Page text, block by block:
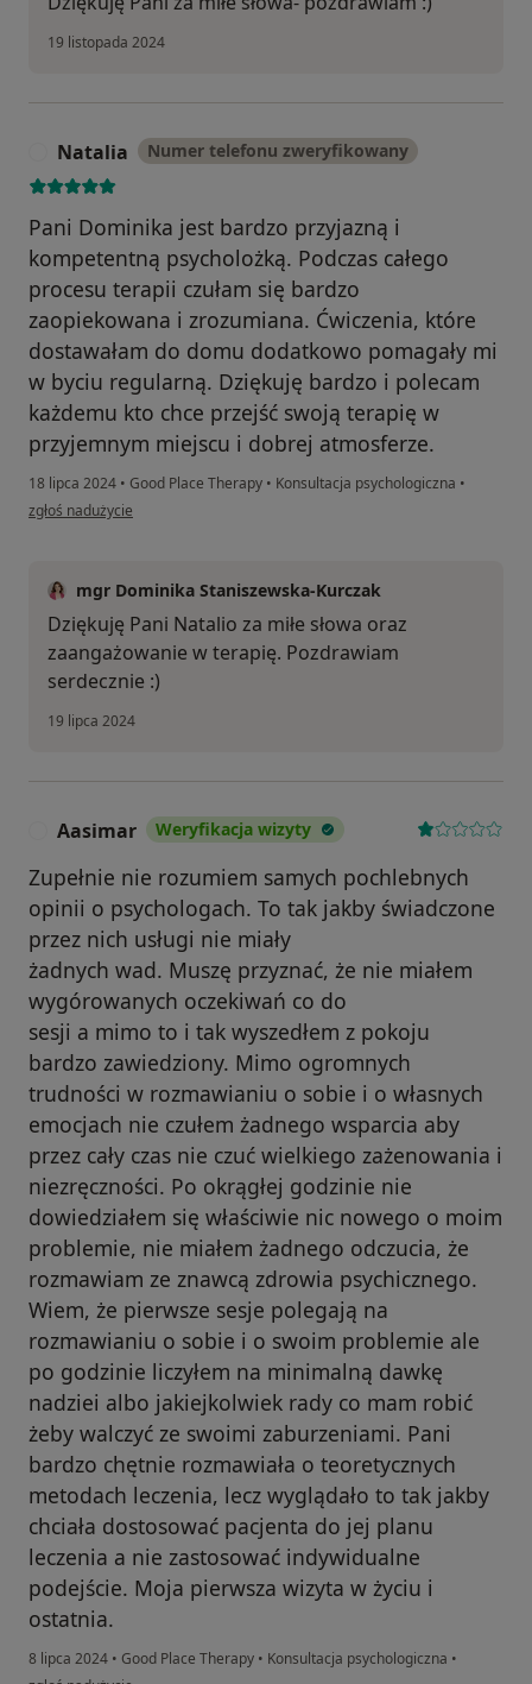
19 listopada 2024
Natalia Numer telefonu zweryfikowany
Pani Dominika jest bardzo przyjazną i
kompetentną psycholożką. Podczas całego
procesu terapii czułam się bardzo
zaopiekowana i zrozumiana. Ćwiczenia, które
dostawałam do domu dodatkowo pomagały mi
w byciu regularną. Dziękuję bardzo i polecam
każdemu kto chce przejść swoją terapię w
przyjemnym miejscu i dobrej atmosferze.
18 lipca 2024 • Good Place Therapy • Konsultacja psychologiczna •
w opinii użytkownika Natalia
zgłoś nadużycie
mgr Dominika Staniszewska-Kurczak
Dziękuję Pani Natalio za miłe słowa oraz
zaangażowanie w terapię. Pozdrawiam
serdecznie :)
19 lipca 2024
Aasimar Weryfikacja wizyty
Zupełnie nie rozumiem samych pochlebnych
opinii o psychologach. To tak jakby świadczone
przez nich usługi nie miały
żadnych wad. Muszę przyznać, że nie miałem
wygórowanych oczekiwań co do
sesji a mimo to i tak wyszedłem z pokoju
bardzo zawiedziony. Mimo ogromnych
trudności w rozmawianiu o sobie i o własnych
emocjach nie czułem żadnego wsparcia aby
przez cały czas nie czuć wielkiego zażenowania i
niezręczności. Po okrągłej godzinie nie
dowiedziałem się właściwie nic nowego o moim
problemie, nie miałem żadnego odczucia, że
rozmawiam ze znawcą zdrowia psychicznego.
Wiem, że pierwsze sesje polegają na
rozmawianiu o sobie i o swoim problemie ale
po godzinie liczyłem na minimalną dawkę
nadziei albo jakiejkolwiek rady co mam robić
żeby walczyć ze swoimi zaburzeniami. Pani
bardzo chętnie rozmawiała o teoretycznych
metodach leczenia, lecz wyglądało to tak jakby
chciała dostosować pacjenta do jej planu
leczenia a nie zastosować indywidualne
podejście. Moja pierwsza wizyta w życiu i
ostatnia.
8 lipca 2024 • Good Place Therapy • Konsultacja psychologiczna •
w opinii użytkownika Aasimar